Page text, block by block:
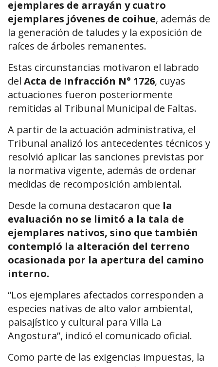
ejemplares de arrayán y cuatro
ejemplares jóvenes de coihue, además de
la generación de taludes y la exposición de
raíces de árboles remanentes.
Estas circunstancias motivaron el labrado
del Acta de Infracción N° 1726, cuyas
actuaciones fueron posteriormente
remitidas al Tribunal Municipal de Faltas.
A partir de la actuación administrativa, el
Tribunal analizó los antecedentes técnicos y
resolvió aplicar las sanciones previstas por
la normativa vigente, además de ordenar
medidas de recomposición ambiental.
Desde la comuna destacaron que la
evaluación no se limitó a la tala de
ejemplares nativos, sino que también
contempló la alteración del terreno
ocasionada por la apertura del camino
interno.
“Los ejemplares afectados corresponden a
especies nativas de alto valor ambiental,
paisajístico y cultural para Villa La
Angostura”, indicó el comunicado oficial.
Como parte de las exigencias impuestas, la